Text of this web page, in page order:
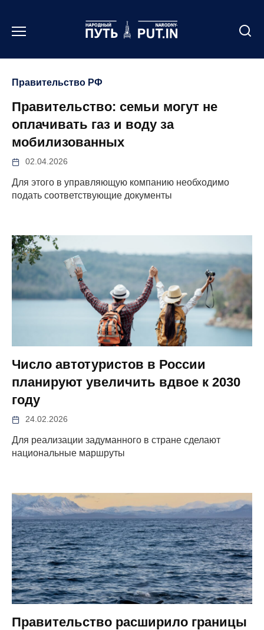
содержанию
Правительство РФ
Правительство: семьи могут не
оплачивать газ и воду за
мобилизованных
02.04.2026
Для этого в управляющую компанию необходимо
подать соответствующие документы
Число автотуристов в России
планируют увеличить вдвое к 2030
году
24.02.2026
Для реализации задуманного в стране сделают
национальные маршруты
Правительство расширило границы